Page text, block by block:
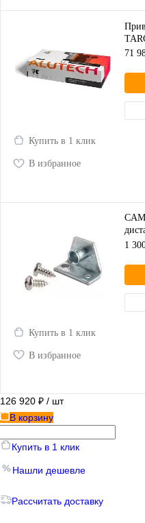
71
Купить в 1 клик
В избранное
1
Купить в 1 клик
В избранное
126 920 ₽ / шт
В корзину
Купить в 1 клик
Нашли дешевле
Рассчитать доставку